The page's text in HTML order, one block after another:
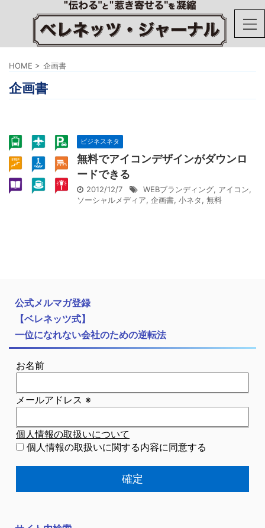
HOME > 企画書
企画書
ビジネスネタ
無料でアイコンデザインがダウンロ
ードできる
2012/12/7 WEBブランディング, アイコン,
ソーシャルメディア, 企画書, 小ネタ, 無料
公式メルマガ登録
【ベレネッツ式】
一位になれない会社のための逆転法
お名前
メールアドレス ※
個人情報の取扱いについて
個人情報の取扱いに関する内容に同意する